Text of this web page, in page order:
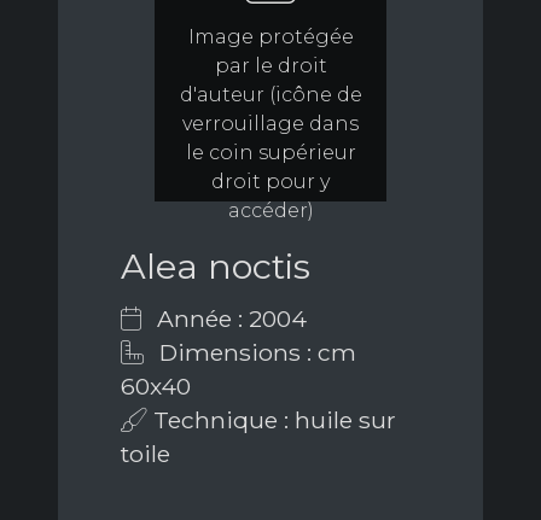
Image protégée
par le droit
d'auteur (icône de
verrouillage dans
le coin supérieur
droit pour y
accéder)
Alea noctis
Année : 2004
Dimensions : cm
60x40
Technique : huile sur
toile